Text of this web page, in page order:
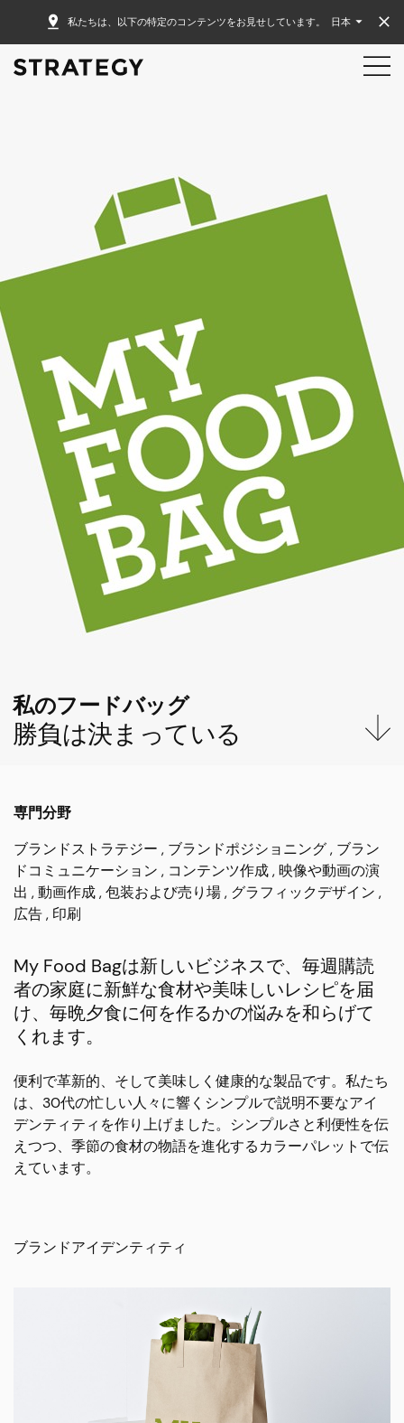
私たちは、以下の特定のコンテンツをお見せしています。 日本
私のフードバッグ
勝負は決まっている
専門分野
ブランドストラテジー
ブランドポジショニング ブラン
ドコミュニケーション
コンテンツ作成 映像や動画の演
出
動画作成 包装および売り場 グラフィックデザイン
広告 印刷
My Food Bagは新しいビジネスで、毎週購読
者の家庭に新鮮な食材や美味しいレシピを届
け、毎晩夕食に何を作るかの悩みを和らげて
くれます。
便利で革新的、そして美味しく健康的な製品です。私たち
は、30代の忙しい人々に響くシンプルで説明不要なアイ
デンティティを作り上げました。シンプルさと利便性を伝
えつつ、季節の食材の物語を進化するカラーパレットで伝
えています。
ブランドアイデンティティ